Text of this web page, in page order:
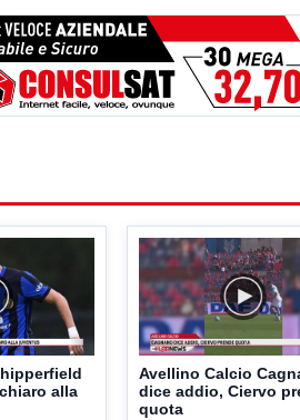
alla
Avellino Calcio
dice addio, Ciervo
quota